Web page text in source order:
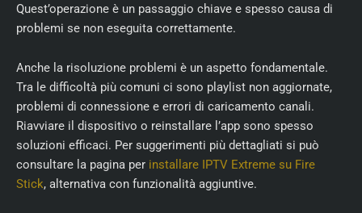
Quest’operazione è un passaggio chiave e spesso causa di
problemi se non eseguita correttamente.
Anche la risoluzione problemi è un aspetto fondamentale.
Tra le difficoltà più comuni ci sono playlist non aggiornate,
problemi di connessione e errori di caricamento canali.
Riavviare il dispositivo o reinstallare l’app sono spesso
soluzioni efficaci. Per suggerimenti più dettagliati si può
consultare la pagina per installare IPTV Extreme su Fire
Stick, alternativa con funzionalità aggiuntive.